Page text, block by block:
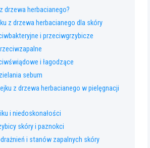
drzewa herbacianego?
z drzewa herbacianego dla skóry
i przeciwgrzybicze
i łagodzące
sebum
z drzewa herbacianego w pielęgnacji
i niedoskonałości
skóry i paznokci
i stanów zapalnych skóry